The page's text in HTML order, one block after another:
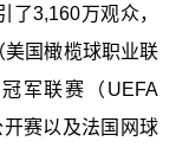
3,160万观众，
国橄榄球职业联
军联赛（UEFA
赛以及法国网球